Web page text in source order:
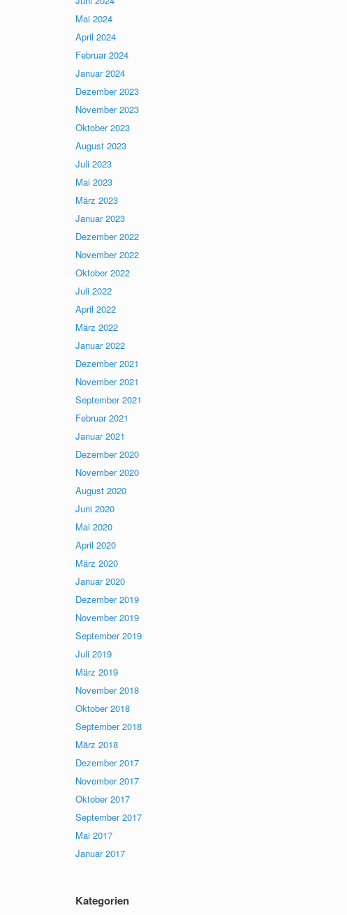
Mai 2024
April 2024
Februar 2024
Januar 2024
Dezember 2023
November 2023
Oktober 2023
August 2023
Juli 2023
Mai 2023
März 2023
Januar 2023
Dezember 2022
November 2022
Oktober 2022
Juli 2022
April 2022
März 2022
Januar 2022
Dezember 2021
November 2021
September 2021
Februar 2021
Januar 2021
Dezember 2020
November 2020
August 2020
Juni 2020
Mai 2020
April 2020
März 2020
Januar 2020
Dezember 2019
November 2019
September 2019
Juli 2019
März 2019
November 2018
Oktober 2018
September 2018
März 2018
Dezember 2017
November 2017
Oktober 2017
September 2017
Mai 2017
Januar 2017
Kategorien